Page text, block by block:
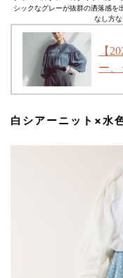
シックなグレーが抜群の洒落感を
なし方な
【
ー
白シアーニット×水